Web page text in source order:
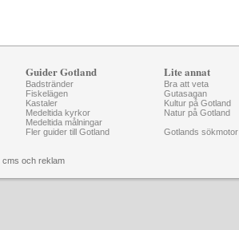
Guider Gotland
Badstränder
Fiskelägen
Kastaler
Medeltida kyrkor
Medeltida målningar
Fler guider till Gotland
Lite annat
Bra att veta
Gutasagan
Kultur på Gotland
Natur på Gotland
Gotlands sökmotor
cms och reklam